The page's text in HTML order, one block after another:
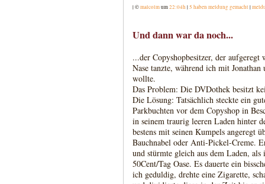
| ©malcolmum22:04h |5 haben meldung gemacht|
Und dann war da noch...
...der Copyshopbesitzer, der
Nase tanzte, während ich mit
wollte.
Das Problem: Die DVDothek besitzt
Die Lösung: Tatsächlich steckte ein
Parkbuchten vor dem Copyshop in
in seinem traurig leeren Laden hinter
bestens mit seinen Kumpels angeregt
Bauchnabel oder Anti-Pickel-Creme.
und stürmte gleich aus dem Laden,
50Cent/Tag Oase. Es dauerte ein
ich geduldig, drehte eine Zigarette,